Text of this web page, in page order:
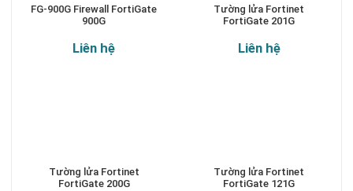
FG-900G Firewall FortiGate
900G
Liên hệ
Tường lửa Fortinet
FortiGate 201G
Liên hệ
Tường lửa Fortinet
FortiGate 200G
Tường lửa Fortinet
FortiGate 121G